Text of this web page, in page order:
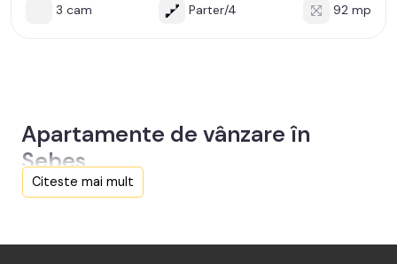
3 cam Parter/4 92 mp
Apartamente de vânzare în
Sebes
TABOO Imobiliare Alba.
Citeste mai mult